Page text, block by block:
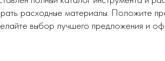
расходные материалы. Положите
выбор лучшего предложения и